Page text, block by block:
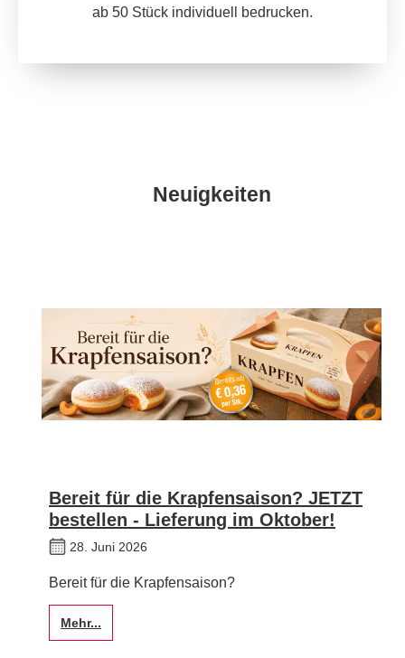
ab 50 Stück individuell bedrucken.
Neuigkeiten
Bereit für die Krapfensaison? JETZT
bestellen - Lieferung im Oktober!
28. Juni 2026
Bereit für die Krapfensaison?
Mehr...